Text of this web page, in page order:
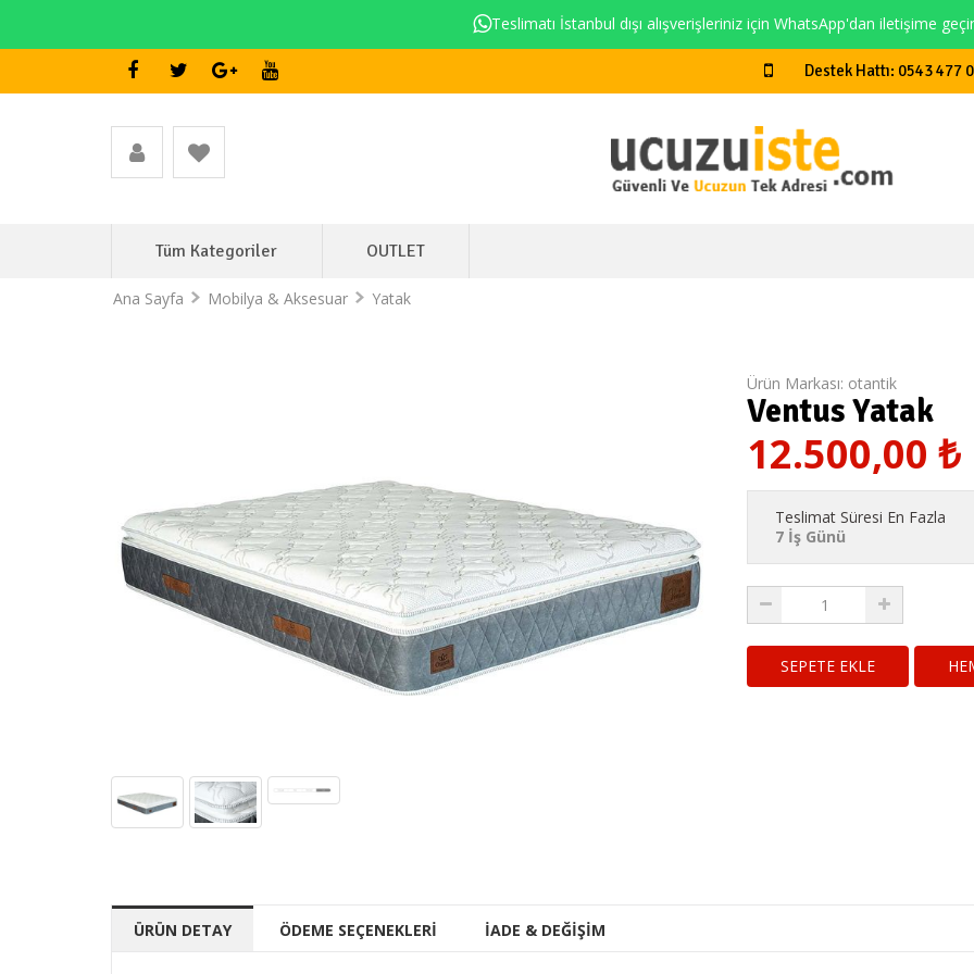
Teslimatı İstanbul dışı alışverişleriniz için WhatsApp'dan iletişime
Destek Hattı: 0543 477
Tüm Kategoriler OUTLET
Ana Sayfa Mobilya & Aksesuar Yatak
Ürün Markası: otantik
Ventus Yatak
12.500,00 ₺
Teslimat Süresi En Fazla
7 İş Günü
ÜRÜN DETAY ÖDEME SEÇENEKLERİ İADE & DEĞİŞİM